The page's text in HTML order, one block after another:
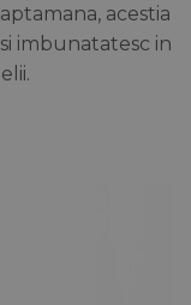
acestia
imbunatatesc in